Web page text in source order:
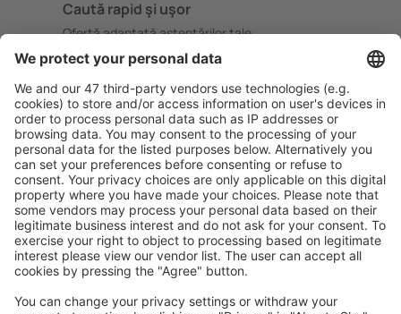
Caută rapid şi uşor
Ofertă adaptată aşteptărilor tale.
Planifică ȋn siguranţă
Rezervare fără griji cu opțiune gratuită de anulare.
Economiseşte mai mult
Prețuri atractive și oferte speciale pentru utilizatorii
conectați.
Cazarea preferată
Alege din peste 1,3 mil. de opţiuni: hoteluri, cabane,